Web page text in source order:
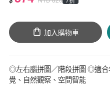
加入購物車
◎左右腦拼圖／階段拼圖 ◎適合
覺、自然觀察、空間智能